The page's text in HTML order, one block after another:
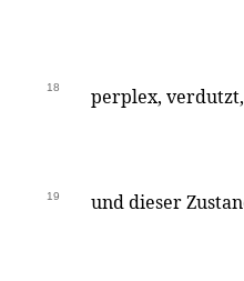
18 perplex,
19 und dieser